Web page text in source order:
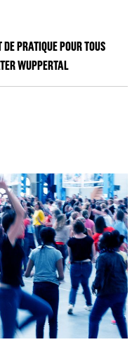
PRATIQUE POUR TOUS
WUPPERTAL